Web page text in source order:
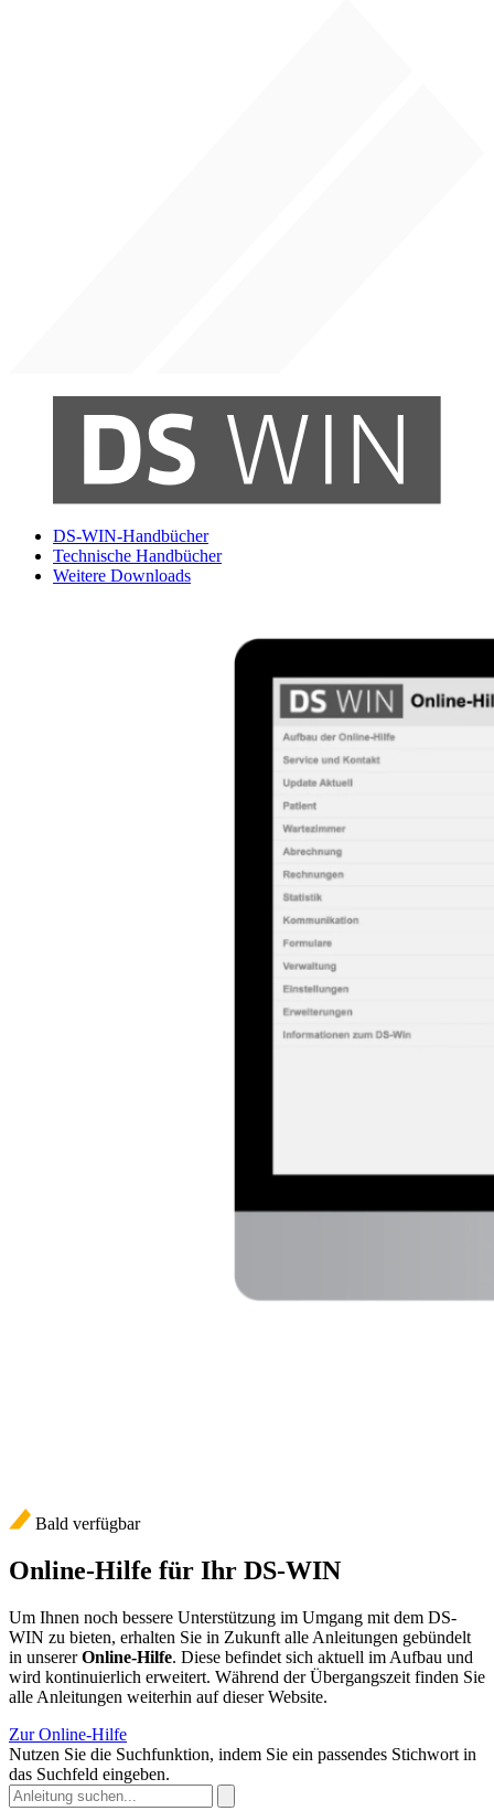
DS-WIN-Handbücher
Technische Handbücher
Weitere Downloads
Bald verfügbar
Online-Hilfe für Ihr DS-WIN
Um Ihnen noch bessere Unterstützung im Umgang mit dem DS-
WIN zu bieten, erhalten Sie in Zukunft alle Anleitungen gebündelt
in unsererOnline-Hilfe. Diese befindet sich aktuell im Aufbau und
wird kontinuierlich erweitert. Während der Übergangszeit finden Sie
alle Anleitungen weiterhin auf dieser Website.
Zur Online-Hilfe
Nutzen Sie die Suchfunktion, indem Sie ein passendes Stichwort in
das Suchfeld eingeben.